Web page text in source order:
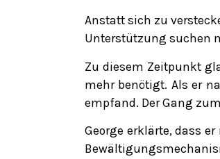
Anstatt sich zu
Unterstützung suchen
Zu diesem Zeitpunkt
mehr benötigt. Als er
empfand. Der Gang
George erklärte, dass